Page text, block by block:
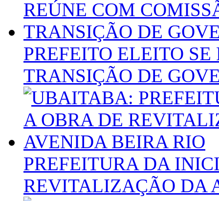
PREFEITO ELEITO
TRANSIÇÃO DE
PREFEITURA DA
REVITALIZAÇÃO DA